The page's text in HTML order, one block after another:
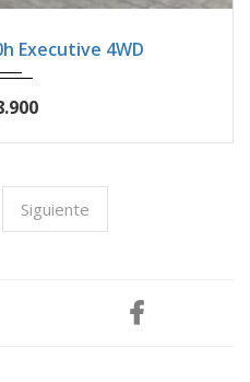
Executive 4WD
Siguiente